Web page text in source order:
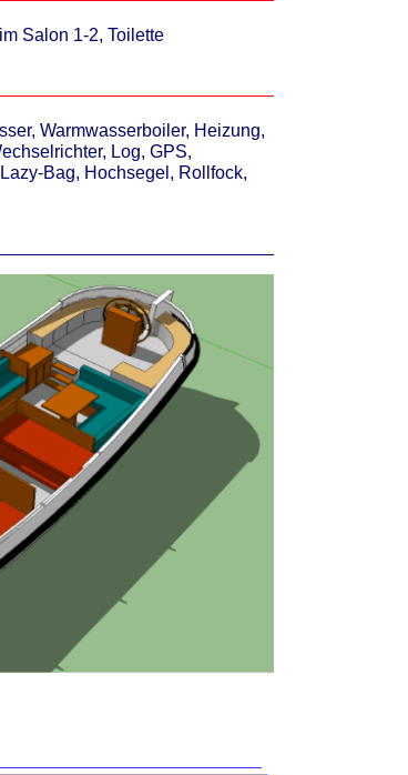
Salon 1-2, Toilette
Warmwasserboiler, Heizung,
Log, GPS,
Bag, Hochsegel, Rollfock,